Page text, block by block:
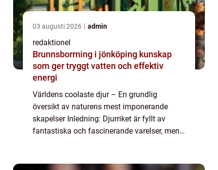
03 augusti 2026 admin
redaktionel
Brunnsborrning i jönköping kunskap
som ger tryggt vatten och effektiv
energi
Världens coolaste djur – En grundlig
översikt av naturens mest imponerande
skapelser Inledning: Djurriket är fyllt av
fantastiska och fascinerande varelser, men